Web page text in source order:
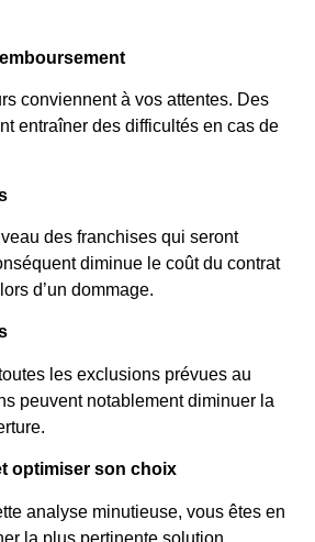
conviennent à vos attentes. Des
entraîner des difficultés en cas de
des franchises qui seront
diminue le coût du contrat
d’un dommage.
les exclusions prévues au
peuvent notablement diminuer la
optimiser son choix
analyse minutieuse, vous êtes en
la plus pertinente solution